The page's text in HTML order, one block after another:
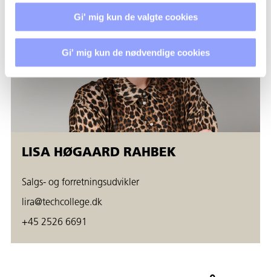
Gi' mig kun de valgte cookies
Gi' mig kun de nødvendige cookies
LISA HØGAARD RAHBEK
Salgs- og forretningsudvikler
lira@techcollege.dk
+45 2526 6691